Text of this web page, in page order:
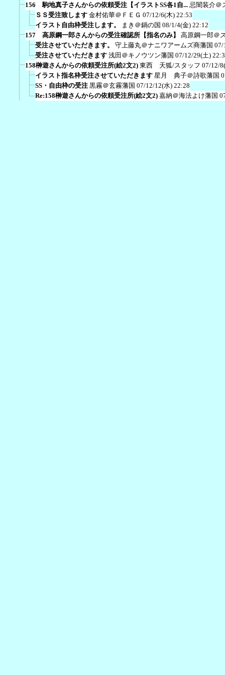
156 駒地真子さんからの依頼受注【イラストSS各1自... 忌闇装介＠
ＳＳ受注致します 金村佑華＠ＦＥＧ 07/12/6(木) 22:53
イラスト自由枠受注します。
まき＠鍋の国 08/1/4(金) 22:12
157 高原鋼一郎さんからの受注確認所【指名のみ】
高原鋼一郎＠
受注させていただきます。
守上藤丸＠ナニワアームズ商藩国 07/
受注させていただきます 浅田＠キノウツン藩国 07/12/29(土)
158榊遊さんからの依頼受注所(絵2文2) 東西 天狐/スタッフ 07/12/
イラスト指名枠受注させていただきます 星月 典子＠詩歌藩国
SS・自由枠の受注 黒霧＠玄霧藩国 07/12/12(水) 22:28
Re:158榊遊さんからの依頼受注所(絵2文2) 嘉納＠海法よけ藩国